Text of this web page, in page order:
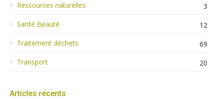
Ressources naturelles
3
Santé Beauté
12
Traitement déchets
69
Transport
20
Articles récents